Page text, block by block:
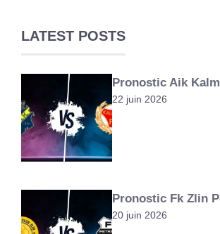
LATEST POSTS
Pronostic Aik
22 juin 2026
Pronostic Fk Zlin
20 juin 2026